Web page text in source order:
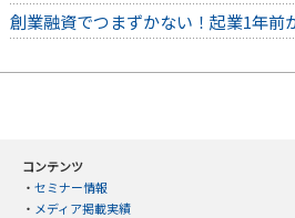
創業融資でつまずかない！起業1年前
コンテンツ
・ セミナー情報
・ メディア掲載実績